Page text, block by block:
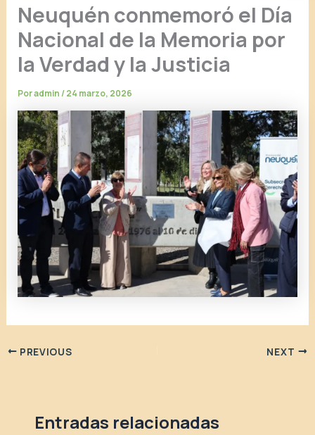
Neuquén conmemoró el Día
Nacional de la Memoria por
la Verdad y la Justicia
Poradmin/24 marzo, 2026
PREVIOUS NEXT
Entradas relacionadas